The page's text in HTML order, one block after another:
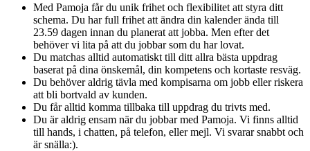
Med Pamoja får du unik frihet och flexibilitet att styra ditt
schema. Du har full frihet att ändra din kalender ända till
23.59 dagen innan du planerat att jobba. Men efter det
behöver vi lita på att du jobbar som du har lovat.
Du matchas alltid automatiskt till ditt allra bästa uppdrag
baserat på dina önskemål, din kompetens och kortaste resväg.
Du behöver aldrig tävla med kompisarna om jobb eller riskera
att bli bortvald av kunden.
Du får alltid komma tillbaka till uppdrag du trivts med.
Du är aldrig ensam när du jobbar med Pamoja. Vi finns alltid
till hands, i chatten, på telefon, eller mejl. Vi svarar snabbt och
är snälla:).